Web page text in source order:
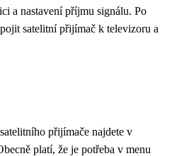
a nastavení příjmu signálu. Po
satelitní přijímač k televizoru a
přijímače najdete v
platí, že je potřeba v menu